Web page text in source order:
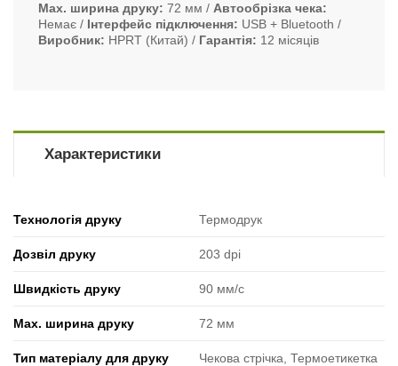
Max. ширина друку 72 мм
Автообрізка чека
Немає
Інтерфейс підключення
USB + Bluetooth
Виробник
HPRT (Китай) Гарантія 12 місяців
Характеристики
Технологія друку Термодрук
Дозвіл друку 203 dpi
Швидкість друку 90 мм/с
Max. ширина друку 72 мм
Тип матеріалу для друку
Чекова стрічка, Термоетикетка